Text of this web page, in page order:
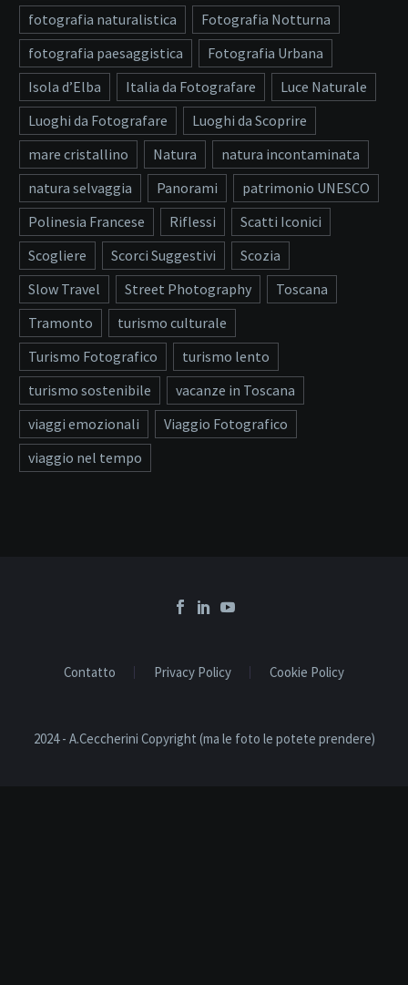
fotografia naturalistica
Fotografia Notturna
fotografia paesaggistica
Fotografia Urbana
Isola d’Elba
Italia da Fotografare
Luce Naturale
Luoghi da Fotografare
Luoghi da Scoprire
mare cristallino
Natura
natura incontaminata
natura selvaggia
Panorami
patrimonio UNESCO
Polinesia Francese
Riflessi
Scatti Iconici
Scogliere
Scorci Suggestivi
Scozia
Slow Travel
Street Photography
Toscana
Tramonto
turismo culturale
Turismo Fotografico
turismo lento
turismo sostenibile
vacanze in Toscana
viaggi emozionali
Viaggio Fotografico
viaggio nel tempo
Contatto Privacy Policy Cookie Policy
2024 - A.Ceccherini Copyright (ma le foto le potete prendere)